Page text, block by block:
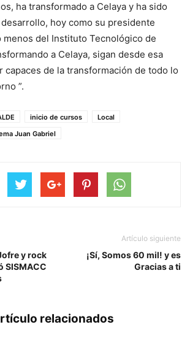
ha transformado a Celaya y ha sido
hoy como su presidente
menos del Instituto Tecnológico de
a Celaya, sigan desde esa
capaces de la transformación de todo lo
”.
inicio de cursos
Local
Juan Gabriel
y rock
SISMACC
Artículo siguiente
¡Sí, Somos 60 mil! y es
Gracias a ti
relacionados